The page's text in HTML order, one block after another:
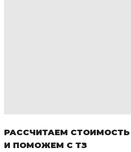
РАССЧИТАЕМ СТОИМОСТЬ
И ПОМОЖЕМ С ТЗ